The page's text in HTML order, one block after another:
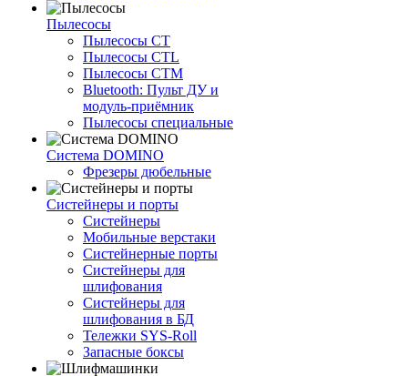
Пылесосы
Пылесосы CT
Пылесосы CTL
Пылесосы CTM
Bluetooth: Пульт ДУ и
модуль-приёмник
Пылесосы специальные
Система DOMINO
Фрезеры дюбельные
Систейнеры и порты
Систейнеры
Мобильные верстаки
Систейнерные порты
Систейнеры для
шлифования
Систейнеры для
шлифования в БД
Тележки SYS-Roll
Запасные боксы